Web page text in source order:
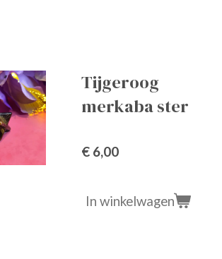
Tijgeroog
merkaba ster
€ 6,00
In winkelwagen